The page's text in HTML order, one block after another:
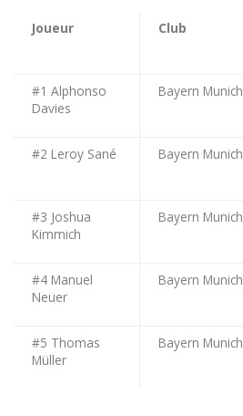
Joueur Club
#1 Alphonso
Davies
Bayern Munich
#2 Leroy Sané Bayern Munich
#3 Joshua
Kimmich
Bayern Munich
#4 Manuel
Neuer
Bayern Munich
#5 Thomas
Müller
Bayern Munich